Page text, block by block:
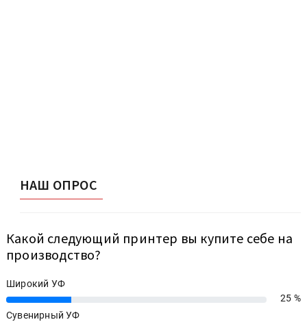
НАШ ОПРОС
Какой следующий принтер вы купите себе на
производство?
Широкий УФ
25%
25 %
Сувенирный УФ